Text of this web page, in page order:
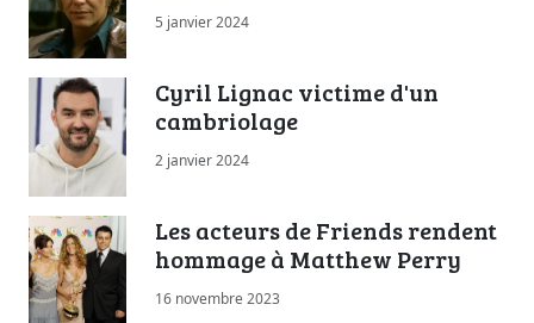
5 janvier 2024
Cyril Lignac victime d'un
cambriolage
2 janvier 2024
Les acteurs de Friends rendent
hommage à Matthew Perry
16 novembre 2023